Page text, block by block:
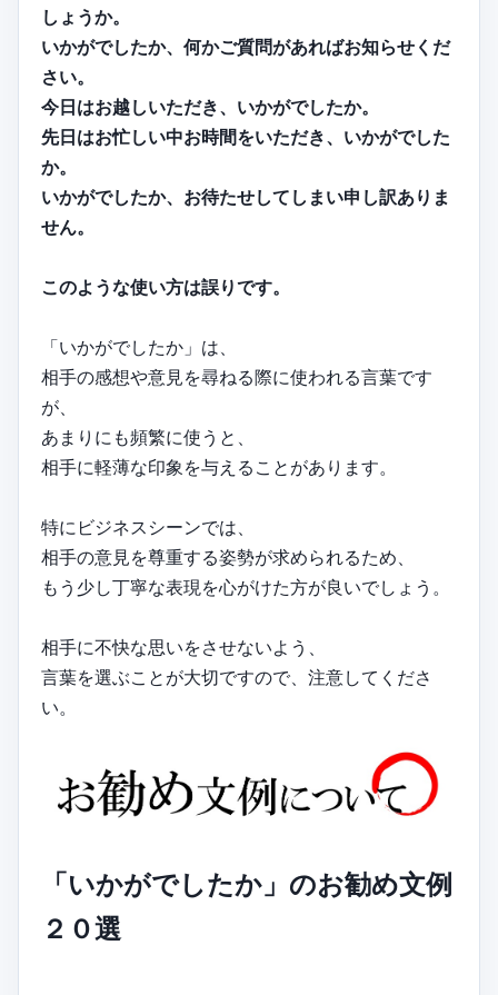
しょうか。
いかがでしたか、何かご質問があればお知らせくだ
さい。
今日はお越しいただき、いかがでしたか。
先日はお忙しい中お時間をいただき、いかがでした
か。
いかがでしたか、お待たせしてしまい申し訳ありま
せん。
このような使い方は誤りです。
「いかがでしたか」は、
相手の感想や意見を尋ねる際に使われる言葉です
が、
あまりにも頻繁に使うと、
相手に軽薄な印象を与えることがあります。
特にビジネスシーンでは、
相手の意見を尊重する姿勢が求められるため、
もう少し丁寧な表現を心がけた方が良いでしょう。
相手に不快な思いをさせないよう、
言葉を選ぶことが大切ですので、注意してくださ
い。
「いかがでしたか」のお勧め文例
２０選